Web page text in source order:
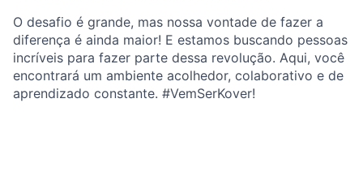
O desafio é grande, mas nossa vontade de fazer a
diferença é ainda maior! E estamos buscando pessoas
incríveis para fazer parte dessa revolução. Aqui, você
encontrará um ambiente acolhedor, colaborativo e de
aprendizado constante. #VemSerKover!